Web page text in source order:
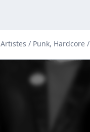
Artistes / Punk, Hardcore /